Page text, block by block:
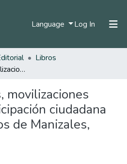
Language Log In (current)
All of DSpace
Statistics
Libros
Redes sociales, movilizaciones sociales y participación ciudadana de universitarios de Manizales, Colombia
movilizaciones
ciudadana
de Manizales,